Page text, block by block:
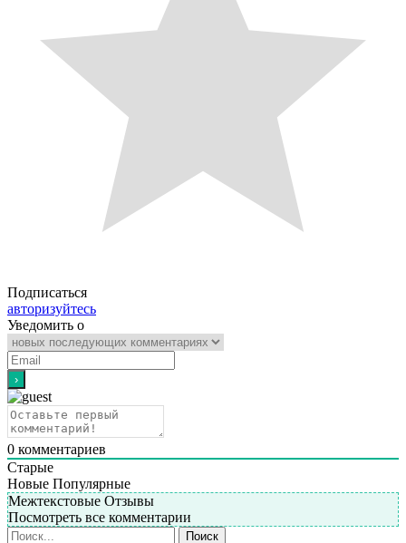
Подписаться
авторизуйтесь
Уведомить о
0 комментариев
Старые
Новые Популярные
Межтекстовые Отзывы
Посмотреть все комментарии